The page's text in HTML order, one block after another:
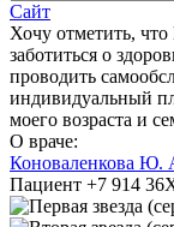
Сайт
Хочу отметить,
заботиться о
проводить
индивидуальный
моего возраста и
О враче:
Коноваленкова Ю.
Пациент +7 914